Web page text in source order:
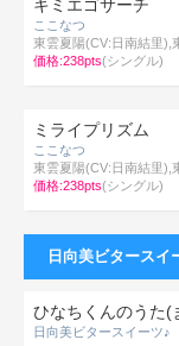
キミエゴサーチ
ここなつ
東雲夏陽(CV:日南結里),
価格:238pts(シングル)
ミライプリズム
ここなつ
東雲夏陽(CV:日南結里),
価格:238pts(シングル)
日向美ビタースイ
ひなちくんのうた(
日向美ビタースイーツ♪